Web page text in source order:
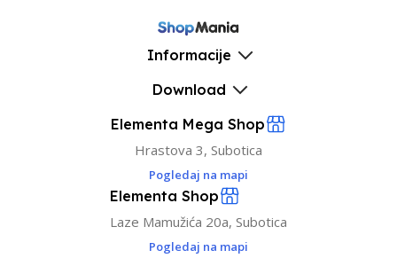
Informacije
Download
Elementa Mega Shop
Hrastova 3, Subotica
Pogledaj na mapi
Elementa Shop
Laze Mamužića 20a, Subotica
Pogledaj na mapi